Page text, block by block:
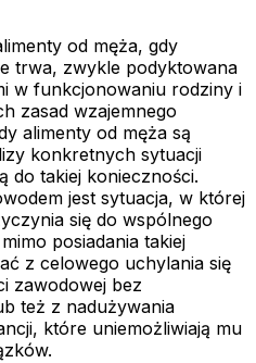
od męża, gdy
trwa, zwykle podyktowana
w funkcjonowaniu rodziny i
zasad wzajemnego
alimenty od męża są
konkretnych sytuacji
do takiej konieczności.
jest sytuacja, w której
się do wspólnego
posiadania takiej
z celowego uchylania się
zawodowej bez
też z nadużywania
które uniemożliwiają mu